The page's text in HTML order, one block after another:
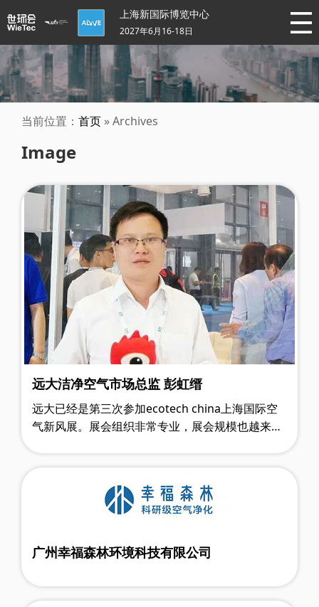
上海新国际博览中心
2027年6月16-18日
当前位置： 首页 » Archives
Image
远大洁净空气市场总监 彭虹缙
远大已经是第三次参加ecotech china上海国际空
气新风展。展会组织非常专业，展会规模也越来越
广州幸福森林环境科技有限公司